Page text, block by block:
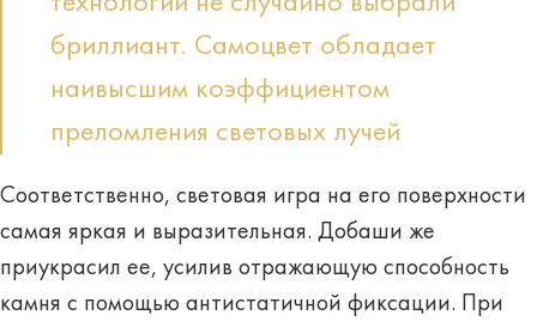
бриллиант. Самоцвет обладает
наивысшим коэффициентом
преломления световых лучей
Соответственно, световая игра на его поверхности
самая яркая и выразительная. Добаши же
приукрасил ее, усилив отражающую способность
камня с помощью антистатичной фиксации. При